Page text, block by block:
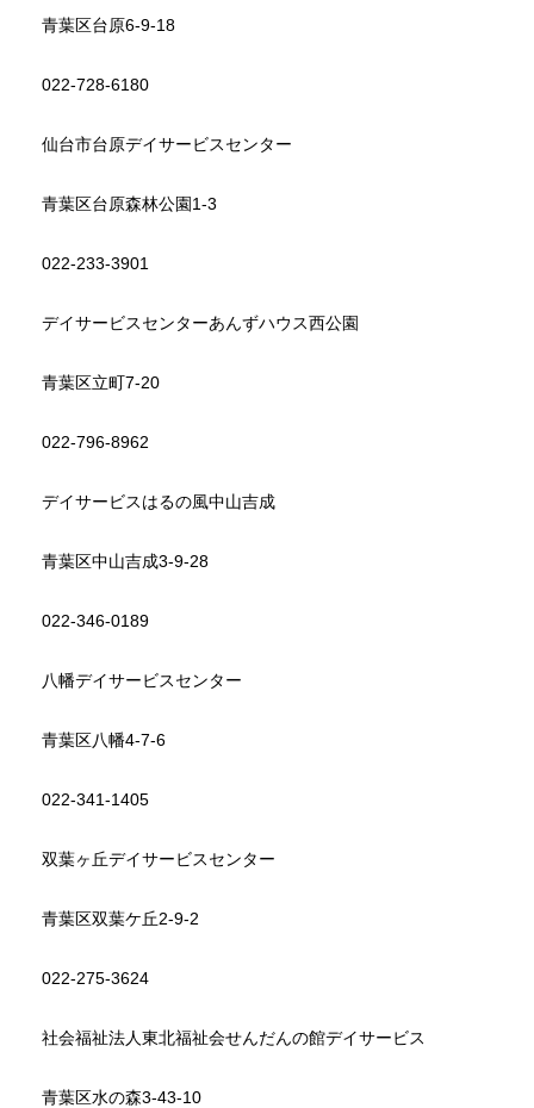
青葉区台原6-9-18
022-728-6180
仙台市台原デイサービスセンター
青葉区台原森林公園1-3
022-233-3901
デイサービスセンターあんずハウス西公園
青葉区立町7-20
022-796-8962
デイサービスはるの風中山吉成
青葉区中山吉成3-9-28
022-346-0189
八幡デイサービスセンター
青葉区八幡4-7-6
022-341-1405
双葉ヶ丘デイサービスセンター
青葉区双葉ケ丘2-9-2
022-275-3624
社会福祉法人東北福祉会せんだんの館デイサービス
青葉区水の森3-43-10